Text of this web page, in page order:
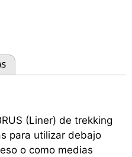
(Liner) de trekking
para utilizar debajo
o como medias